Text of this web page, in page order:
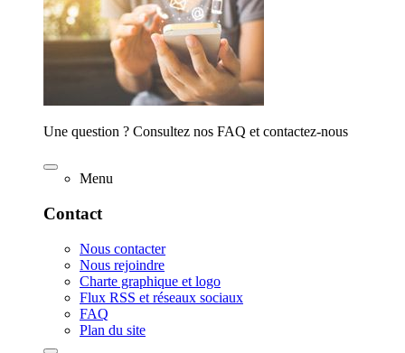
Une question ? Consultez nos FAQ et contactez-nous
Menu
Contact
Nous contacter
Nous rejoindre
Charte graphique et logo
Flux RSS et réseaux sociaux
FAQ
Plan du site